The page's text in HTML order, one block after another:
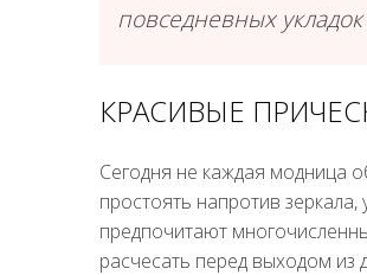
повседневных
КРАСИВЫЕ
Сегодня не каждая модница
простоять напротив
предпочитают
расчесать перед выходом